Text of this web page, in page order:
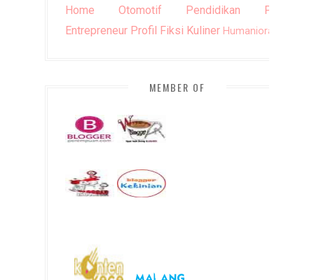
Home Otomotif Pendidikan
Puisi
Entrepreneur Profil Fiksi Kuliner Humaniora
MEMBER OF